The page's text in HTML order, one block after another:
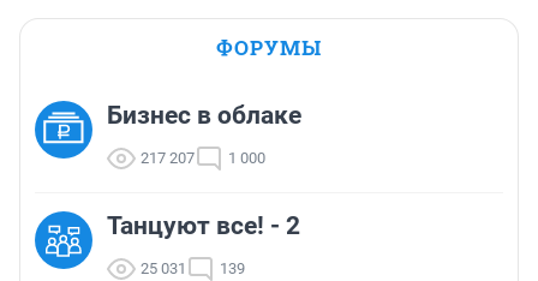
ФОРУМЫ
Бизнес в облаке
217 207 1 000
Танцуют все! - 2
25 031 139